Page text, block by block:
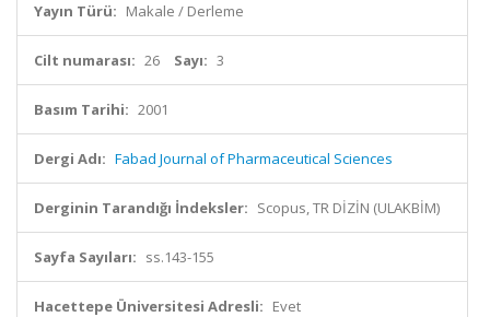
Yayın Türü: Makale / Derleme
Cilt numarası: 26 Sayı: 3
Basım Tarihi: 2001
Dergi Adı: Fabad Journal of Pharmaceutical Sciences
Derginin Tarandığı İndeksler: Scopus, TR DİZİN (ULAKBİM)
Sayfa Sayıları: ss.143-155
Hacettepe Üniversitesi Adresli: Evet